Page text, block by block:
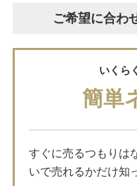
ご希望に合わ
いくら
簡単
すぐに売るつもりは
いで売れるかだけ知